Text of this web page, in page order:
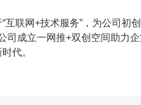
互联网+技术服务”，为公司初
司成立一网推+双创空间助力
代。